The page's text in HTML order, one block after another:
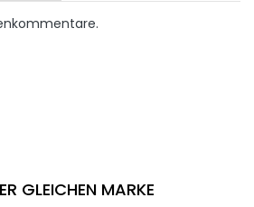
GLEICHEN MARKE